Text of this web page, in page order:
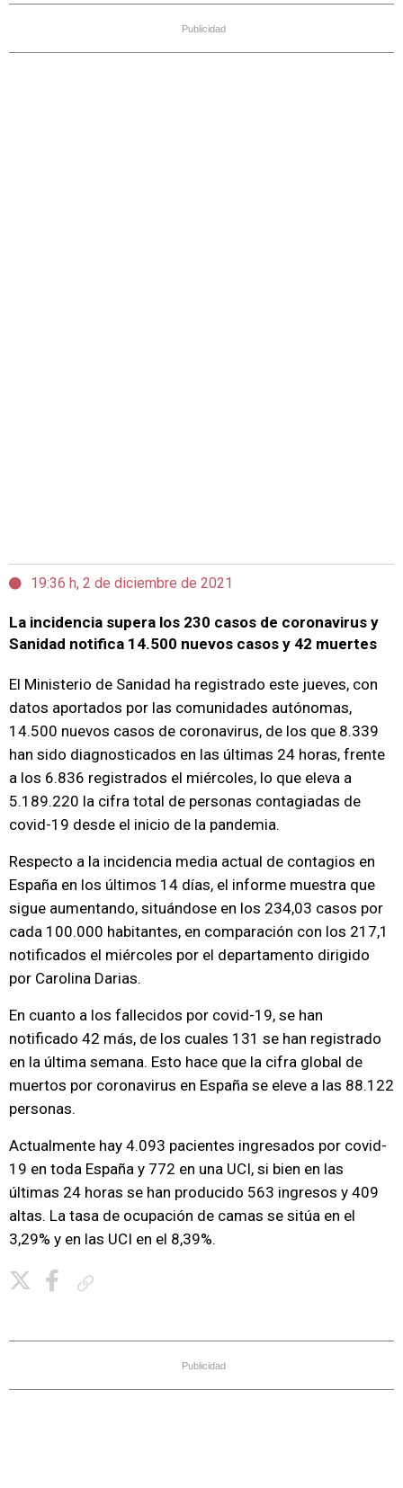
Publicidad
19:36 h, 2 de diciembre de 2021
La incidencia supera los 230 casos de coronavirus y
Sanidad notifica 14.500 nuevos casos y 42 muertes
El Ministerio de Sanidad ha registrado este jueves, con
datos aportados por las comunidades autónomas,
14.500 nuevos casos de coronavirus, de los que 8.339
han sido diagnosticados en las últimas 24 horas, frente
a los 6.836 registrados el miércoles, lo que eleva a
5.189.220 la cifra total de personas contagiadas de
covid-19 desde el inicio de la pandemia.
Respecto a la incidencia media actual de contagios en
España en los últimos 14 días, el informe muestra que
sigue aumentando, situándose en los 234,03 casos por
cada 100.000 habitantes, en comparación con los 217,1
notificados el miércoles por el departamento dirigido
por Carolina Darias.
En cuanto a los fallecidos por covid-19, se han
notificado 42 más, de los cuales 131 se han registrado
en la última semana. Esto hace que la cifra global de
muertos por coronavirus en España se eleve a las 88.122
personas.
Actualmente hay 4.093 pacientes ingresados por covid-
19 en toda España y 772 en una UCI, si bien en las
últimas 24 horas se han producido 563 ingresos y 409
altas. La tasa de ocupación de camas se sitúa en el
3,29% y en las UCI en el 8,39%.
Publicidad